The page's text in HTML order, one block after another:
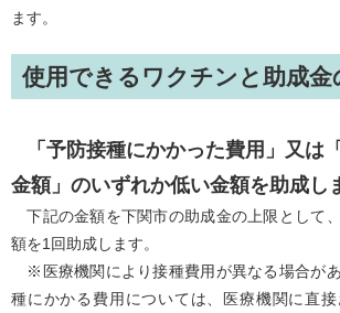
ます。
使用できるワクチンと助成金
「予防接種にかかった費用」又は
金額」のいずれか低い金額を助成し
下記の金額を下関市の助成金の上限として
額を1回助成します。
※医療機関により接種費用が異なる場合が
種にかかる費用については、医療機関に直